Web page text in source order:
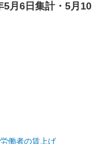
5月6日集計・5月10
働者の賃上げ